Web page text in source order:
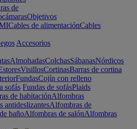
de
Objetivos
Cables de alimentaciónCables
Accesorios
AlmohadasColchasSábanasNórdicos
VisillosCortinasBarras de cortina
FundasCojín con relleno
sofás Fundas de sofásPlaids
de habitaciónAlfombras
antideslizantesAlfombras de
bañoAlfombras de salónAlfombras